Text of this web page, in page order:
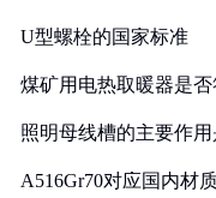
U型螺栓的国家标准
煤矿用电热取暖器是
照明母线槽的主要作用
A516Gr70对应国内材